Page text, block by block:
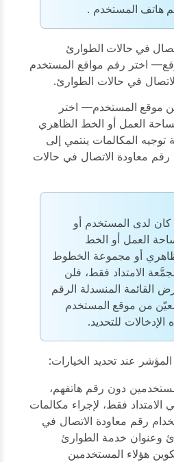
هاتف المستخدم .
في حالات الطوارئ
— اختر رقم مواقع المستخدم
في حالات الطوارئ.
موقع المستخدم— اختر
العمل أو الخط الظاهري
المكالمات ينتمي إلى
رقم معاودة الاتصال في حالات
كان لدى المستخدم أو
العمل أو الخط
أو مجموعة الخطوط
الامتداد فقط، فلن
القائمة المنسدلة الرقم
من موقع المستخدم
الإدخالات للتحديد.
عند تحديد الخيارات:
دون رقم هاتفهم،
فقط، لإجراء مكالمات
رقم معاودة الاتصال في
وعنوان خدمة الطوارئ
هؤلاء المستخدمين